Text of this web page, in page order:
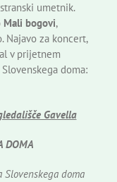
umetnik.
Mali bogovi,
Najavo za koncert,
v prijetnem
doma:
Gavella
DOMA
doma